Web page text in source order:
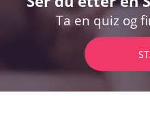
Ta en quiz og